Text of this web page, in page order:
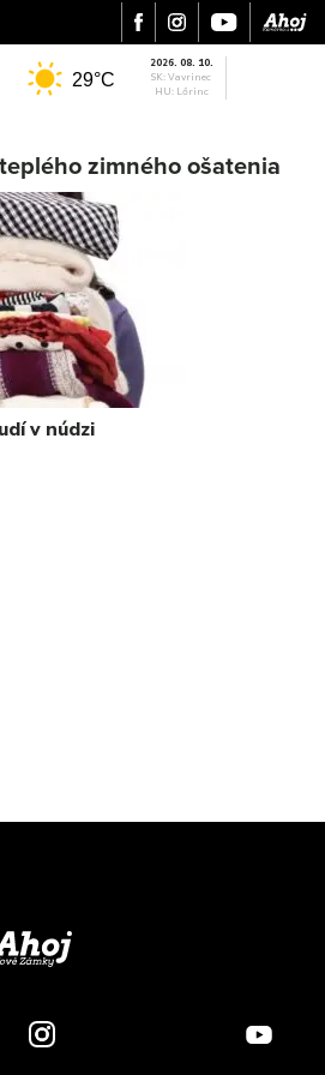
REGIÓN
ŠPORT
KULTÚRA
FOTKY
VIDEO
MIX
29°C
2026. 08. 10.
SK: Vavrinec
HU: Lőrinc
zimného ošatenia
v núdzi